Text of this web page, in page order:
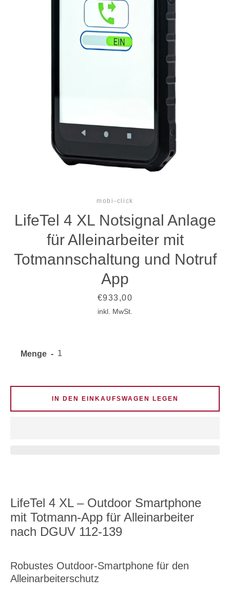
mobi-click
LifeTel 4 XL Notsignal Anlage
für Alleinarbeiter mit
Totmannschaltung und Notruf
App
Preis
€933,00
inkl. MwSt.
LifeTel 4 XL – Outdoor Smartphone
mit Totmann-App für Alleinarbeiter
nach DGUV 112-139
Robustes Outdoor-Smartphone für den
Alleinarbeiterschutz
Menge
IN DEN EINKAUFSWAGEN LEGEN